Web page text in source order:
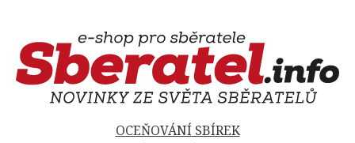
OCEŇOVÁNÍ SBÍREK